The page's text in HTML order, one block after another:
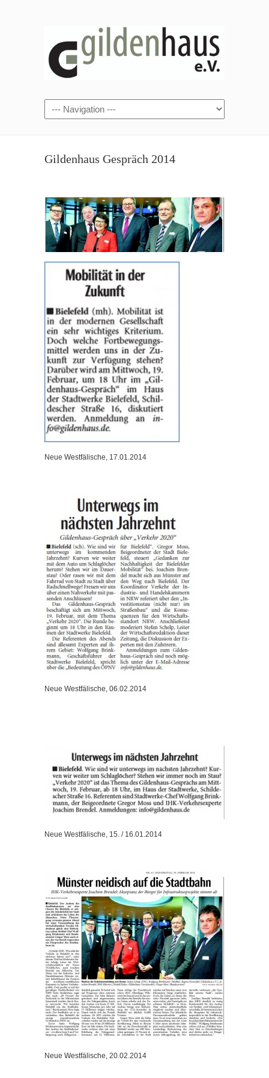
Gildenhaus Gespräch 2014
Neue Westfälische, 17.01.2014
Neue Westfälische, 06.02.2014
Neue Westfälische, 15. / 16.01.2014
Neue Westfälische, 20.02.2014